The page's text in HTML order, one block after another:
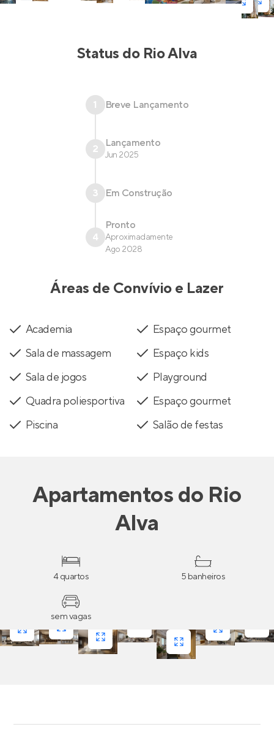
Status do Rio Alva
1 Breve Lançamento
2 Lançamento
Jun 2025
3 Em Construção
4
Pronto
Aproximadamente
Ago 2028
Áreas de Convívio e Lazer
Academia
Espaço gourmet
Sala de massagem
Espaço kids
Sala de jogos
Playground
Quadra poliesportiva
Espaço gourmet
Piscina
Salão de festas
Apartamentosdo Rio
Alva
4 quartos 5 banheiros
sem vagas